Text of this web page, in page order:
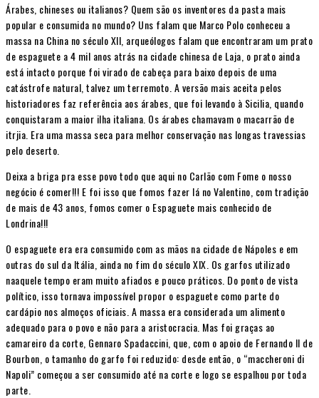
Árabes, chineses ou italianos? Quem são os inventores da pasta mais
popular e consumida no mundo? Uns falam que Marco Polo conheceu a
massa na China no século XII, arqueólogos falam que encontraram um prato
de espaguete a 4 mil anos atrás na cidade chinesa de Laja, o prato ainda
está intacto porque foi virado de cabeça para baixo depois de uma
catástrofe natural, talvez um terremoto. A versão mais aceita pelos
historiadores faz referência aos árabes, que foi levando à Sicilia, quando
conquistaram a maior ilha italiana. Os árabes chamavam o macarrão de
itrjia. Era uma massa seca para melhor conservação nas longas travessias
pelo deserto.
Deixa a briga pra esse povo todo que aqui no Carlão com Fome o nosso
negócio é comer!!! E foi isso que fomos fazer lá no Valentino, com tradição
de mais de 43 anos, fomos comer o Espaguete mais conhecido de
Londrina!!!
O espaguete era era consumido com as mãos na cidade de Nápoles e em
outras do sul da Itália, ainda no fim do século XIX. Os garfos utilizado
naaquele tempo eram muito afiados e pouco práticos. Do ponto de vista
político, isso tornava impossível propor o espaguete como parte do
cardápio nos almoços oficiais. A massa era considerada um alimento
adequado para o povo e não para a aristocracia. Mas foi graças ao
camareiro da corte, Gennaro Spadaccini, que, com o apoio de Fernando II de
Bourbon, o tamanho do garfo foi reduzido: desde então, o “maccheroni di
Napoli” começou a ser consumido até na corte e logo se espalhou por toda
parte.